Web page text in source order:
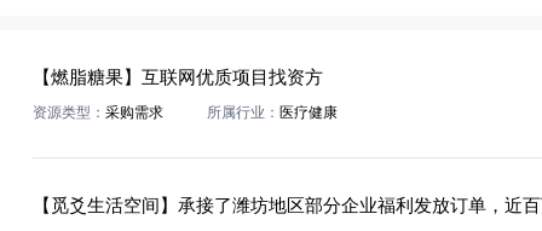
【燃脂糖果】互联网优质项目找资方
资源类型： 采购需求 所属行业： 医疗健康